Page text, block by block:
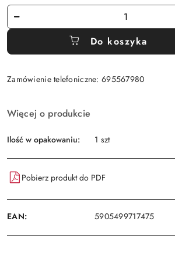
Ilość
Do koszyka
Zamówienie telefoniczne: 695567980
i
dostawa
Więcej o produkcie
Ilość w opakowaniu: 1 szt
Pobierz produkt do PDF
EAN: 5905499717475